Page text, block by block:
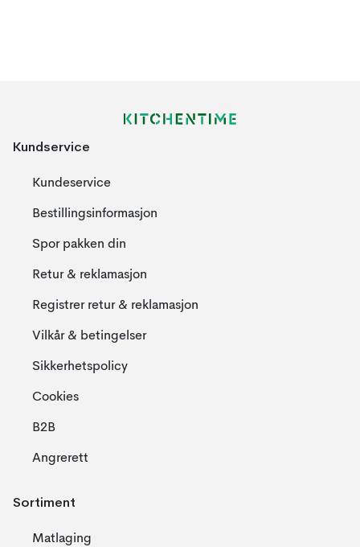
Kundservice
Kundeservice
Bestillingsinformasjon
Spor pakken din
Retur & reklamasjon
Registrer retur & reklamasjon
Vilkår & betingelser
Sikkerhetspolicy
Cookies
B2B
Angrerett
Sortiment
Matlaging